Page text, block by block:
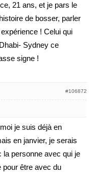
21 ans, et je pars le
de bosser, parler
! Celui qui
Sydney ce
signe !
#106872
je suis déjà en
en janvier, je serais
la personne avec qui je
être avec du